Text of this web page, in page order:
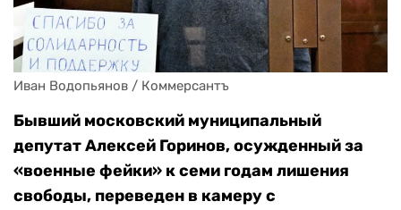
Иван Водопьянов / Коммерсантъ
Бывший московский муниципальный
депутат Алексей Горинов, осужденный за
«военные фейки» к семи годам лишения
свободы, переведен в камеру с